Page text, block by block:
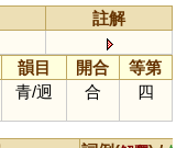
註解
韻目 開合
等第
青/迥 合 四